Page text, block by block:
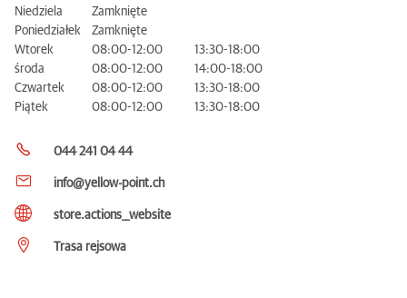
Niedziela
Zamknięte
Poniedziałek
Zamknięte
Wtorek
08:00-12:00
13:30-18:00
środa
08:00-12:00
14:00-18:00
Czwartek
08:00-12:00
13:30-18:00
Piątek
08:00-12:00 13:30-18:00
044 241 04 44
info@yellow-point.ch
store.actions__website
Trasa rejsowa